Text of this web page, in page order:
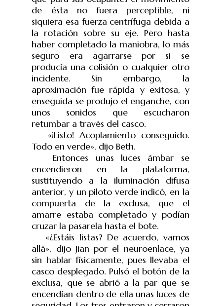
de ésta no fuera perceptible, ni
siquiera esa fuerza centrífuga debida a
la rotación sobre su eje. Pero hasta
haber completado la maniobra, lo más
seguro era agarrarse por si se
producía una colisión o cualquier otro
incidente. Sin embargo, la
aproximación fue rápida y exitosa, y
enseguida se produjo el enganche, con
unos sonidos que escucharon
retumbar a través del casco.
«¡Listo! Acoplamiento conseguido.
Todo en verde», dijo Beth.
Entonces unas luces ámbar se
encendieron en la plataforma,
sustituyendo a la iluminación difusa
anterior, y un piloto verde indicó, en la
compuerta de la exclusa, que el
amarre estaba completado y podían
cruzar la pasarela hasta el bote.
«¿Estáis listas? De acuerdo, vamos
allá», dijo Jian por el neuroenlace, ya
sin hablar físicamente, pues llevaba el
casco desplegado. Pulsó el botón de la
exclusa, que se abrió a la par que se
encendían dentro de ella unas luces de